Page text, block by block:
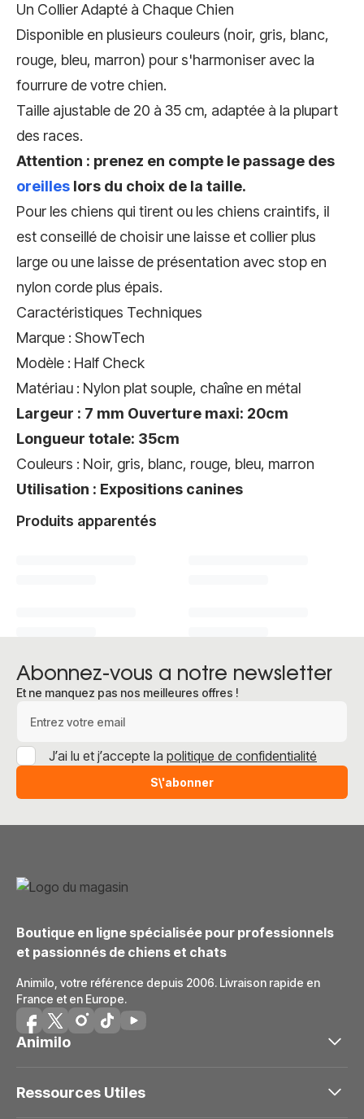
Un Collier Adapté à Chaque Chien
Disponible en plusieurs couleurs (noir, gris, blanc,
rouge, bleu, marron) pour s'harmoniser avec la
fourrure de votre chien.
Taille ajustable de 20 à 35 cm, adaptée à la plupart
des races.
Attention : prenez en compte le passage des
oreilles lors du choix de la taille.
Pour les chiens qui tirent ou les chiens craintifs, il
est conseillé de choisir une laisse et collier plus
large ou une laisse de présentation avec stop en
nylon corde plus épais.
Caractéristiques Techniques
Marque : ShowTech
Modèle : Half Check
Matériau : Nylon plat souple, chaîne en métal
Largeur : 7 mm Ouverture maxi: 20cm
Longueur totale: 35cm
Couleurs : Noir, gris, blanc, rouge, bleu, marron
Utilisation : Expositions canines
Produits apparentés
Abonnez-vous a notre newsletter
Et ne manquez pas nos meilleures offres !
S\'abonner
J’ai lu et j’accepte la politique de confidentialité
Boutique en ligne spécialisée pour professionnels
et passionnés de chiens et chats
Animilo, votre référence depuis 2006. Livraison rapide en
France et en Europe.
Animilo
Ressources Utiles